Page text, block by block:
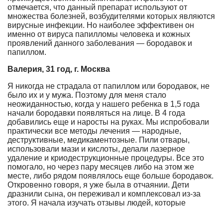
отмечается, что данный препарат используют от
множества болезней, возбудителями которых являются
вирусные инфекции. Но наиболее эффективен он
именно от вируса папилломы человека и кожных
проявлений данного заболевания — бородавок и
папиллом.
Валерия, 31 год, г. Москва
Я никогда не страдала от папиллом или бородавок, не
было их и у мужа. Поэтому для меня стало
неожиданностью, когда у нашего ребенка в 1,5 года
начали бородавки появляться на лице. В 4 года
добавились еще и наросты на руках. Мы испробовали
практически все методы лечения — народные,
деструктивные, медикаментозные. Пили отвары,
использовали мази и кислоты, делали лазерное
удаление и криодеструкционные процедуры. Все это
помогало, но через пару месяцев либо на этом же
месте, либо рядом появлялось еще больше бородавок.
Откровенно говоря, я уже была в отчаянии. Дети
дразнили сына, он переживал и комплексовал из-за
этого. Я начала изучать отзывы людей, которые